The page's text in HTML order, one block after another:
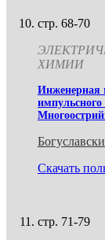
стр. 68-70
ХИМИИ
Инженерная
импульсного
Скачать
стр. 71-79